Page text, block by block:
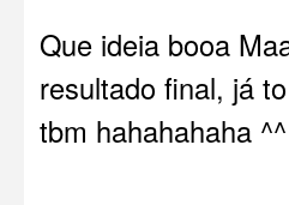
Que ideia booa
resultado final, já
tbm hahahahaha